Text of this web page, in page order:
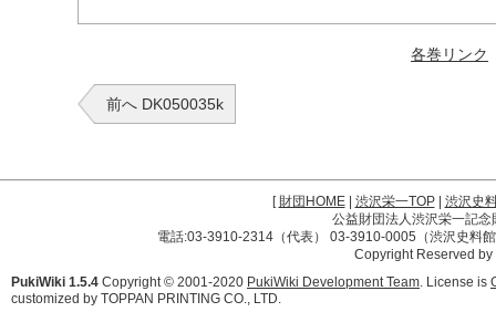
各巻リンク
前へ DK050035k
[財団HOME| 渋沢栄一TOP| 渋沢史
公益財団法人渋沢栄一記
電話:03-3910-2314（代表） 03-3910-0005（渋沢史料
Copyright Reserved
PukiWiki 1.5.4 Copyright © 2001-2020 PukiWiki Development Team. License is
customized by TOPPAN PRINTING CO., LTD.